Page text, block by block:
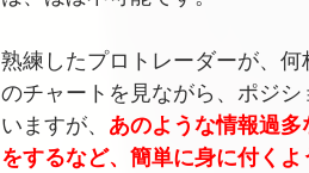
熟練したプロトレーダーが、
のチャートを見ながら、ポジ
いますが、 あのような情報過
をするなど、簡単に身に付く